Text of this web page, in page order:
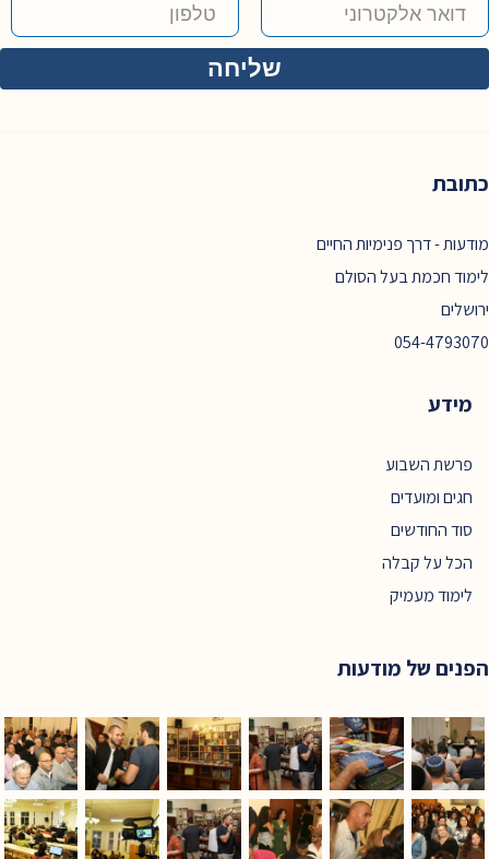
כתובת
מודעות - דרך פנימיות החיים
לימוד חכמת בעל הסולם
ירושלים
054-4793070
מידע
פרשת השבוע
חגים ומועדים
סוד החודשים
הכל על קבלה
לימוד מעמיק
הפנים של מודעות